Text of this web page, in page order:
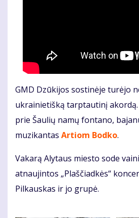
GMD Dzūkijos sostinėje turėjo
ukrainietišką tarptautinį akordą.
prie Šaulių namų fontano,
muzikantas Artiom Bodko.
Vakarą Alytaus miesto sode
atnaujintos „Plaščiadkės“
Pilkauskas ir jo grupė.